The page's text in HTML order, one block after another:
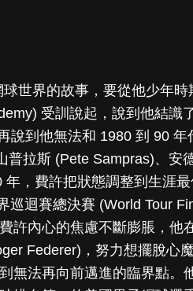
球世界的故事，要從他少年
受訓說起，說到他結識
說到他無法和 1980 到 90
普拉斯 (Pete Sampras)、安
，費許把狀態調整到生涯
巡迴賽總決賽 (World Tour
許內心的焦慮不斷膨脹，他
Federer)，努力想擺脫心
無法再向前邁進的臨界點。